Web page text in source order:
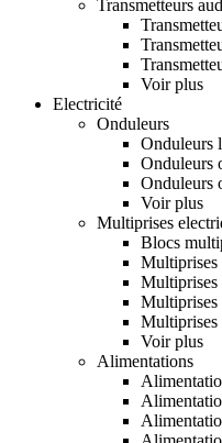
Transmetteurs
Voir plus
Electricité
Onduleurs
Onduleurs
Onduleurs
Onduleurs
Voir plus
Multiprises
Blocs
Multiprises
Multiprises
Multiprises
Multiprises
Voir plus
Alimentations